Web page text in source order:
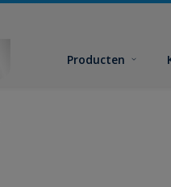
Producten